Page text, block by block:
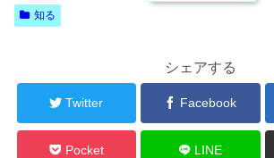
知る
シェアする
Twitter Facebook
Pocket LINE